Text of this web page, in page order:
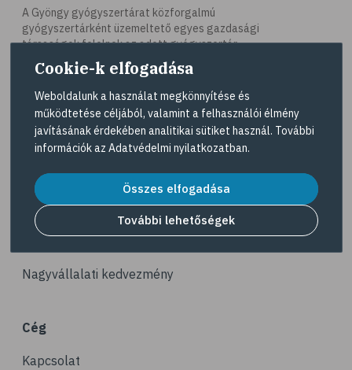
# immunrendszer
# antioxidáns
# nyomelem
# C-vitamin
# testmozgás
# @egeszsegmagazin
# propolisz
# B-vitamin
# vérszegénység
# stressz
A Gyöngy gyógyszertárat közforgalmú
gyógyszertárként üzemeltető egyes gazdasági
társaságok felelnek az adott gyógyszertár
működésért. A Gyöngy gyógyszertárak listáját és
elérhetőségeit a Gyógyszertár kereső
tekintheti meg.
Navigáció
Dermokozmetikumok
Gyöngy Patika Magazin
Nagyvállalati kedvezmény
Cég
Kapcsolat
Cookie-k elfogadása
Weboldalunk a használat megkönnyítése és
működtetése céljából, valamint a felhasználói élmény
javításának érdekében analitikai sütiket használ. További
információk az Adatvédelmi nyilatkozatban.
Összes elfogadása
További lehetőségek